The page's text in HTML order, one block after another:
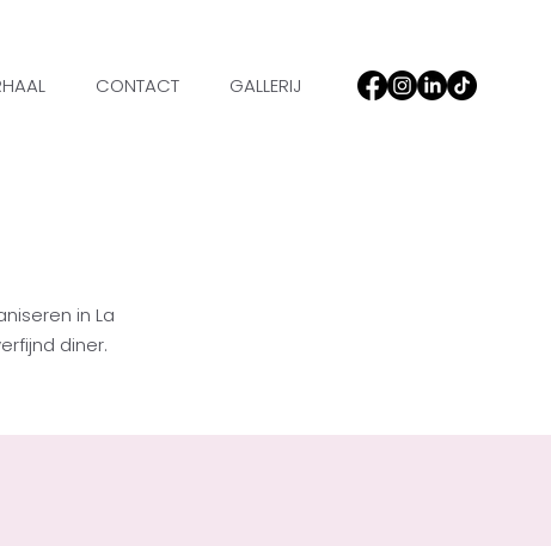
CONTACT GALLERIJ
in La
diner.